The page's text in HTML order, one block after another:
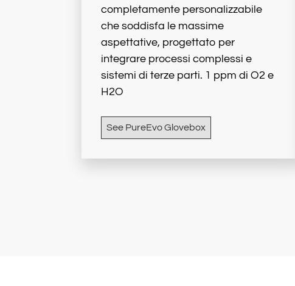
completamente personalizzabile
che soddisfa le massime
aspettative, progettato per
integrare processi complessi e
sistemi di terze parti. 1 ppm di O2 e
H2O
See PureEvo Glovebox